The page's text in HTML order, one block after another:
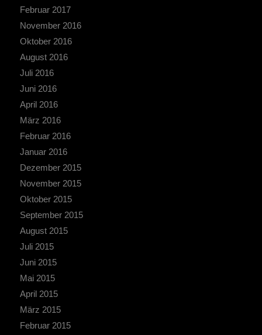
Februar 2017
November 2016
Oktober 2016
August 2016
Juli 2016
Juni 2016
April 2016
März 2016
Februar 2016
Januar 2016
Dezember 2015
November 2015
Oktober 2015
September 2015
August 2015
Juli 2015
Juni 2015
Mai 2015
April 2015
März 2015
Februar 2015